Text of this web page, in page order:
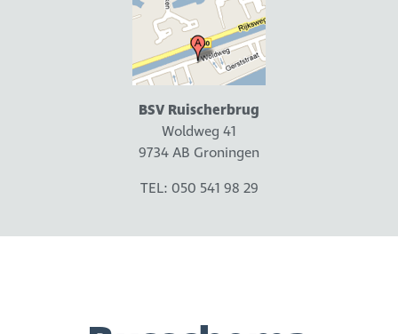
BSV Ruischerbrug
Woldweg 41
9734 AB Groningen
TEL: 050 541 98 29